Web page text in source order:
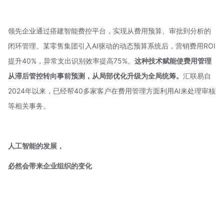
领先企业通过搭建智能费控平台，实现从费用预算、审批到分析的
闭环管理。某零售集团引入AI驱动的动态预算系统后，营销费用ROI
提升40%，异常支出识别效率提高75%。 这种技术赋能使费用管理
从滞后管控转向事前预测，从局部优化升级为全局统筹。 汇联易自
2024年以来，已经帮40多家客户在费用管理方面利用AI来处理审核
等相关事务。
人工智能的发展，
必然会带来企业组织的变化